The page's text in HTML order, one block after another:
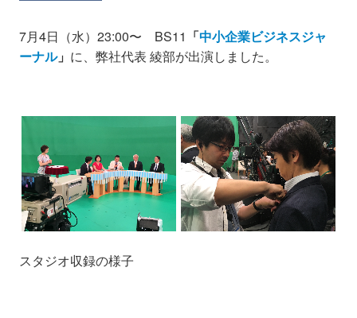
7月4日（水）23:00〜 BS11 「中小企業ビジネスジャ
ーナル」 に、弊社代表 綾部が出演しました。
スタジオ収録の様子